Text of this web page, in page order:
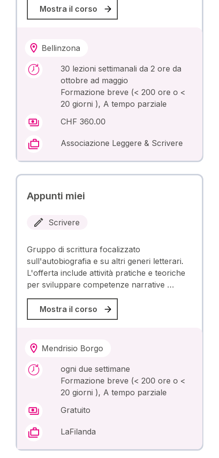
Mostra il corso
Bellinzona
30 lezioni settimanali da 2 ore da
ottobre ad maggio
Formazione breve (< 200 ore o <
20 giorni ), A tempo parziale
CHF 360.00
Associazione Leggere & Scrivere
Appunti miei
Scrivere
Gruppo di scrittura focalizzato
sull'autobiografia e su altri generi letterari.
L'offerta include attività pratiche e teoriche
per sviluppare competenze narrative …
Mostra il corso
Mendrisio Borgo
ogni due settimane
Formazione breve (< 200 ore o <
20 giorni ), A tempo parziale
Gratuito
LaFilanda